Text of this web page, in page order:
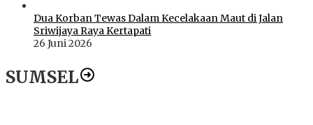
Dua Korban Tewas Dalam Kecelakaan Maut di Jalan
Sriwijaya Raya Kertapati
26 Juni 2026
SUMSEL